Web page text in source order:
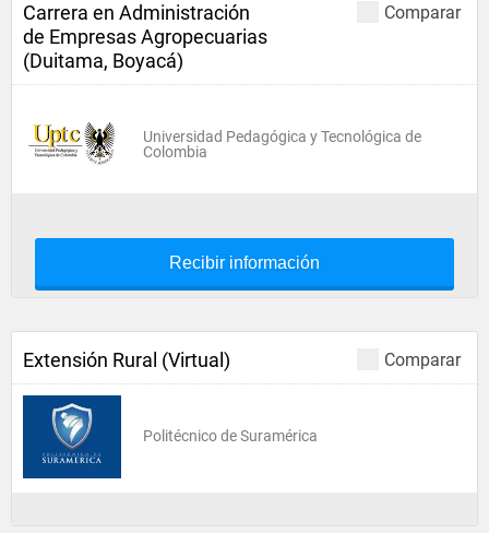
Comparar
Carrera en Administración
de Empresas Agropecuarias
(Duitama, Boyacá)
Universidad Pedagógica y Tecnológica de
Colombia
Recibir información
Comparar
Extensión Rural (Virtual)
Politécnico de Suramérica